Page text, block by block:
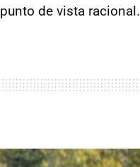
punto de vista racional.